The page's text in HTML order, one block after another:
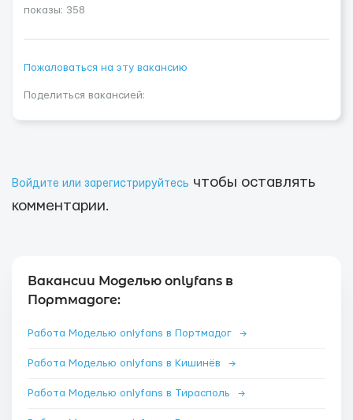
показы: 358
Пожаловаться на эту вакансию
Поделиться вакансией:
Войдите или зарегистрируйтесь чтобы оставлять
комментарии.
Вакансии Моделью onlyfans в
Портмадоге:
Работа Моделью onlyfans в Портмадог →
Работа Моделью onlyfans в Кишинёв →
Работа Моделью onlyfans в Тирасполь →